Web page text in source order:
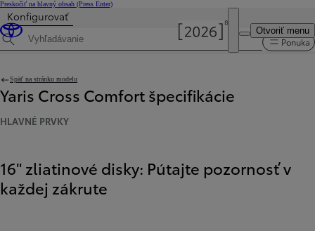
Preskočiť na hlavný obsah (Press Enter)
Testovacia jazda Predajné a servisné miesta
DEALER NAME
Otvoriť menu
Cena je aktualizovaná Cena vašej konfigurácie je 23 290 €.
Konfigurovať
Hľadaná špecifikácia Ponuka
Späť na stránku modelu
Yaris Cross Comfort špecifikácie
HLAVNÉ PRVKY
16" zliatinové disky: Pútajte pozornosť v
každej zákrute